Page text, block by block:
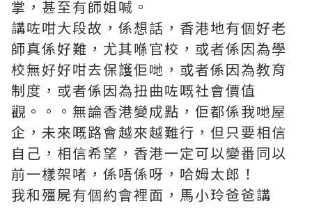
掌，甚至有師姐喊。
講咗咁大段故，係想話，香港地有個好老
師真係好難，尤其喺官校，或者係因為學
校無好好咁去保護佢哋，或者係因為教育
制度，或者係因為扭曲咗嘅社會價值
觀。。。無論香港變成點，佢都係我哋屋
企，未來嘅路會越來越難行，但只要相信
自己，相信希望，香港一定可以變番同以
前一樣架啫，係唔係呀，哈姆太郎！
我和殭屍有個約會裡面，馬小玲爸爸講